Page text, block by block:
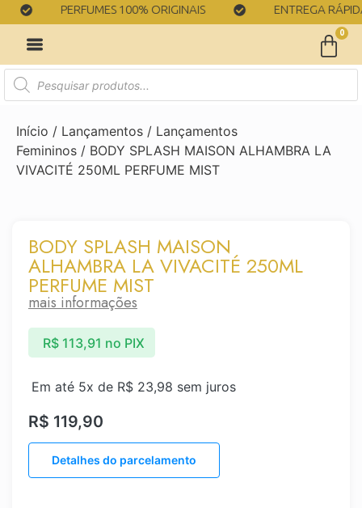
PERFUMES 100% ORIGINAIS ENTREGA RÁPIDA
0
Início / Lançamentos / Lançamentos
Femininos / BODY SPLASH MAISON ALHAMBRA LA
VIVACITÉ 250ML PERFUME MIST
BODY SPLASH MAISON
ALHAMBRA LA VIVACITÉ 250ML
PERFUME MIST
mais informações
R$ 119,90
Em até 5x de R$ 23,98 sem juros
R$113,91 no PIX
Detalhes do parcelamento